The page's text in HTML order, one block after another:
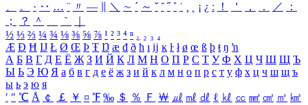
、
。 · ‥ … ¨ 〃 ― ＼ ∼ ´ ～ ˇ ˘ ˝ ˚ ˙ ¸ ¡ ¿ ː ！ ＇ ， ． ／
：
；
？ ＾ ｀
½ ⅓ ⅔ ¼ ¾ ⅛ ⅜ ⅝ ⅞ ¹ ² ³ ⁴ ⁿ ₁ ₂ ₃ ₄
Æ Ð Ħ Ĳ Ł Ø Œ Þ Ŧ Ŋ æ đ ð ħ ı ĳ ĸ ŀ ł ø œ ß þ ŧ ŋ ŉ
А Б В Г Д Е Ё Ж З И Й К Л М Н О П Р С Т У Ф Х Ц Ч Ш Щ Ъ
Ы Ь Э Ю Я а б в г д е ё ж з и й к л м н о п р с т у ф х ц ч ш щ ъ
ы ь э ю я
′ ″ ℃ Å ￠ ￡ ￥ ¤ ℉ ‰ ＄ ％ Ｆ ￦ ㎕ ㎖ ㎗ ℓ ㎘ ㏄ ㎣ ㎤ ㎥ ㎦